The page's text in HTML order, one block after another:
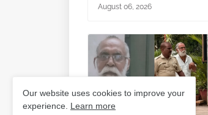
August 06, 2026
Our website uses cookies to improve your
experience. Learn more